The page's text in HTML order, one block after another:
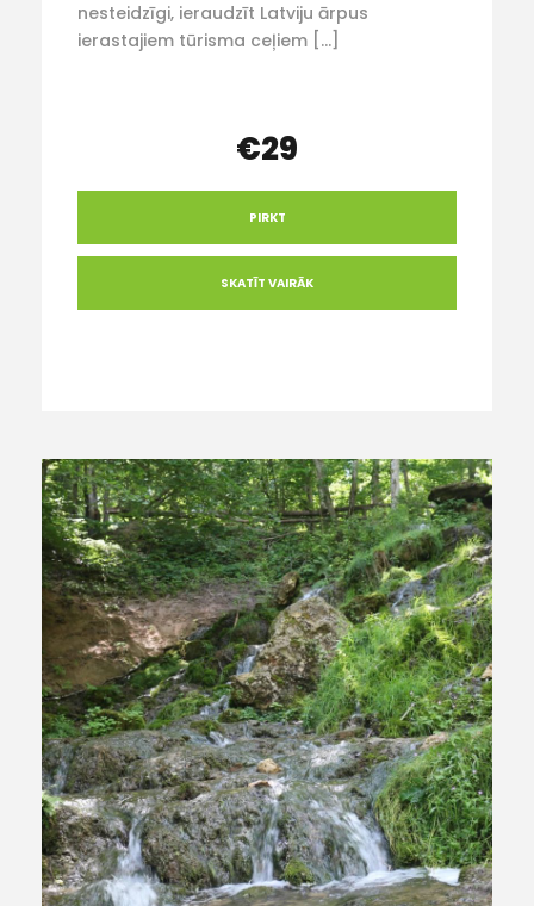
nesteidzīgi, ieraudzīt Latviju ārpus
ierastajiem tūrisma ceļiem […]
€29
PIRKT
SKATĪT VAIRĀK